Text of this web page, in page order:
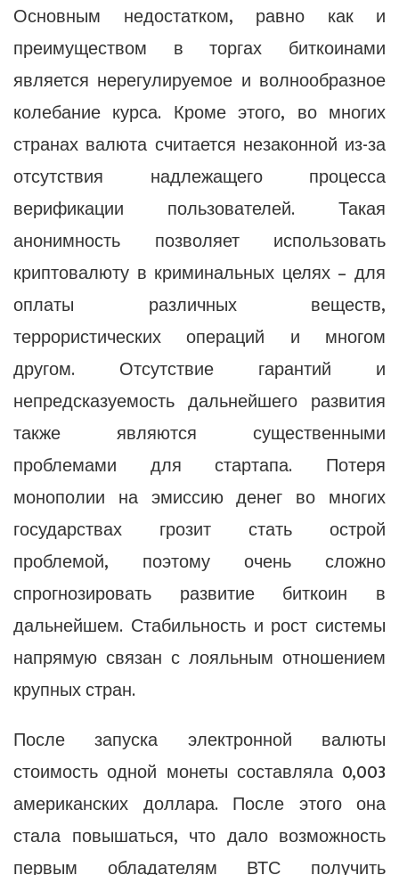
Основным недостатком, равно как и
преимуществом в торгах биткоинами
является нерегулируемое и волнообразное
колебание курса. Кроме этого, во многих
странах валюта считается незаконной из-за
отсутствия надлежащего процесса
верификации пользователей. Такая
анонимность позволяет использовать
криптовалюту в криминальных целях – для
оплаты различных веществ,
террористических операций и многом
другом. Отсутствие гарантий и
непредсказуемость дальнейшего развития
также являются существенными
проблемами для стартапа. Потеря
монополии на эмиссию денег во многих
государствах грозит стать острой
проблемой, поэтому очень сложно
спрогнозировать развитие биткоин в
дальнейшем. Стабильность и рост системы
напрямую связан с лояльным отношением
крупных стран.
После запуска электронной валюты
стоимость одной монеты составляла 0,003
американских доллара. После этого она
стала повышаться, что дало возможность
первым обладателям ВТС получить